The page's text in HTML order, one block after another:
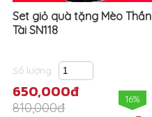
Set giỏ quà tặng Mèo Thần
Tài SN118
Số lượng
650,000đ
810,000đ
16%